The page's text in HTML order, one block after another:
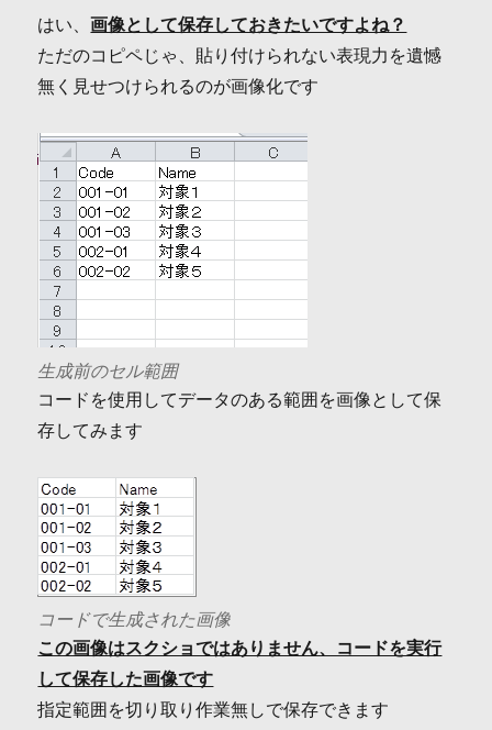
はい、画像として保存しておきたいですよね？
ただのコピペじゃ、貼り付けられない表現力を遺憾
無く見せつけられるのが画像化です
生成前のセル範囲
コードを使用してデータのある範囲を画像として保
存してみます
コードで生成された画像
この画像はスクショではありません、コードを実行
して保存した画像です
指定範囲を切り取り作業無しで保存できます